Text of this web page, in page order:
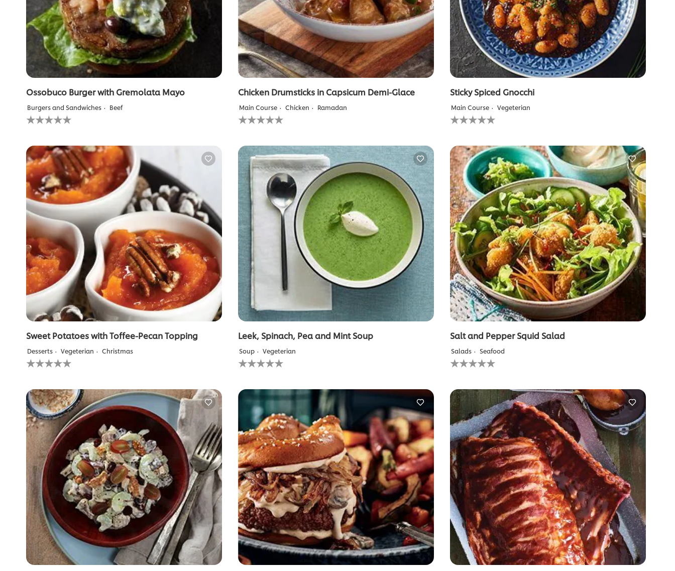
Ossobuco Burger with Gremolata Mayo
Burgers and Sandwiches Beef
لم
يتم
تقييمات
لهذا
Chicken Drumsticks in Capsicum Demi-Glace
Main Course Chicken Ramadan
لم
يتم
تقييمات
لهذا
Sticky Spiced Gnocchi
Main Course Vegeterian
لم
يتم
تقييمات
لهذا
Sweet Potatoes with Toffee-Pecan Topping
Desserts Vegeterian Christmas
لم
يتم
تقييمات
لهذا
Leek, Spinach, Pea and Mint Soup
Soup Vegeterian
لم
يتم
تقييمات
لهذا
Salt and Pepper Squid Salad
Salads Seafood
لم
يتم
تقييمات
لهذا